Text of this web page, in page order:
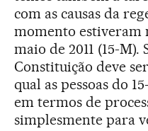
com as causas da
momento estiveram
maio de 2011 (15-M).
Constituição deve
qual as pessoas do
em termos de
simplesmente para